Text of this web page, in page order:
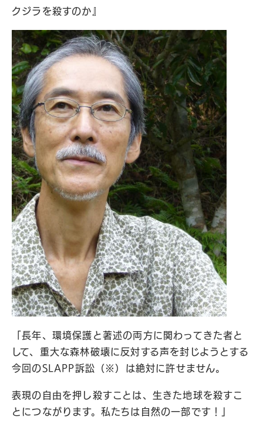
クジラを殺すのか』
「長年、環境保護と著述の両方に関わってきた者と
して、重大な森林破壊に反対する声を封じようとする
今回のSLAPP訴訟（※）は絶対に許せません。
表現の自由を押し殺すことは、生きた地球を殺すこ
とにつながります。私たちは自然の一部です！」